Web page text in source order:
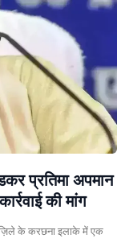
प्रतिमा अपमान
की मांग
ज़िले के करछना इलाके में एक